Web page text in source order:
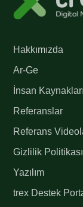
Hakkımızda
Ar-Ge
İnsan Kaynakları
Referanslar
Referans
Gizlilik Politikası
Yazılım
trex Destek